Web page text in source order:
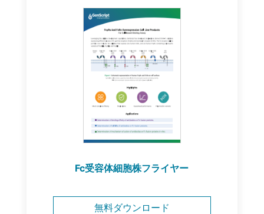
Fc受容体細胞株フライヤー
無料ダウンロード